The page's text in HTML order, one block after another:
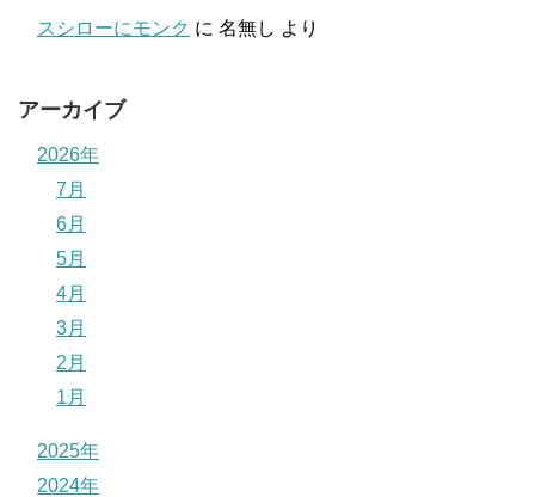
スシローにモンク に 名無し より
アーカイブ
2026年
7月
6月
5月
4月
3月
2月
1月
2025年
2024年